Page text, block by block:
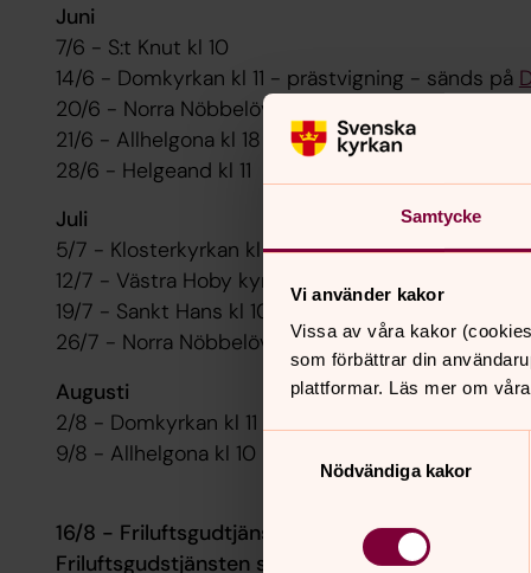
Samtycke
Vi använder kakor
Vissa av våra kakor
som förbättrar din
plattformar. Läs mer om
Nödvändiga kakor
Juni
7/6 - S:t Knut kl 10
14/6 - Domkyrkan kl 11 - prästvigning - sänds på
20/6 - Norra Nöbbelöv kl 14 - friluftsgudstjänst i
21/6 - Allhelgona kl 18
28/6 - Helgeand kl 11
Juli
5/7 - Klosterkyrkan kl 18
12/7 - Västra Hoby kyrka - musik i sommarkväll kl
19/7 - Sankt Hans kl 10
26/7 - Norra Nöbbelöv kl 10
Augusti
2/8 - Domkyrkan kl 11
9/8 - Allhelgona kl 10
16/8 - Friluftsgudtjänst - Ändrad plats -
Friluftsgudstjänsten söndagen den 16 aug kl 14